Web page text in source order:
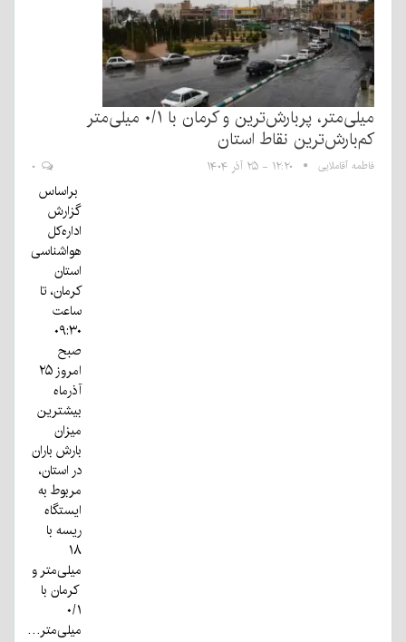
میلی‌متر، پربارش‌ترین و کرمان با ۰/۱ میلی‌متر
کم‌بارش‌ترین نقاط استان
فاطمه آقاملایی ۱۲:۲۰ - ۲۵ آذر ۱۴۰۴
براساس
گزارش
اداره‌کل
هواشناسی
استان
کرمان، تا
ساعت
۰۹:۳۰
صبح
امروز ۲۵
آذرماه
بیشترین
میزان
بارش باران
در استان،
مربوط به
ایستگاه
ریسه با
۱۸
میلی‌متر و
کرمان با
۰/۱
میلی‌متر…